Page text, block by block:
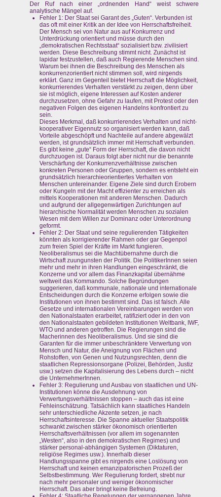
Der Ruf nach einer „ordnenden Hand“ weist schwere
analytische Mängel auf.
Fehler 1: Der Staat sei Garant des „Guten“. Verbunden ist
das oft mit einer Kritik an der Idee von Herrschaftsfreiheit.
Der Mensch sei von Natur aus auf Konkurrenz und
Unterdrückung orientiert und müsse durch den
„demokratischen Rechtsstaat“ sozialisiert bzw. zivilisiert
werden. Diese Beschreibung stimmt nicht. Zunächst ist
lapidar festzustellen, daß auch Regierende Menschen sind.
Warum bei ihnen die Beschreibung des Menschen als
konkurrenzorientiert nicht stimmen soll, wird nirgends
erklärt. Ganz im Gegenteil bietet Herrschaft die Möglichkeit,
konkurrierendes Verhalten verstärkt zu zeigen, denn über
sie ist möglich, eigene Interessen auf Kosten anderer
durchzusetzen, ohne Gefahr zu laufen, mit Protest oder den
negativen Folgen des eigenen Handelns konfrontiert zu
sein.
Dieses Merkmal, daß konkurrierendes Verhalten und nicht-
kooperativer Eigennutz so organisiert werden kann, daß
Vorteile abgeschöpft und Nachteile auf andere abgewälzt
werden, ist grundsätzlich immer mit Herrschaft verbunden.
Es gibt keine „gute“ Form der Herrschaft, die davon nicht
durchzuogen ist. Daraus folgt aber nicht nur die benannte
Verschärfung der Konkurrenzverhältnisse zwischen
konkreten Personen oder Gruppen, sondern es entsteht ein
grundsätzlich hierarchieorientiertes Verhalten von
Menschen untereinander. Eigene Ziele sind durch Erobern
oder Kungeln mit der Macht effizienter zu erreichen als
mittels Kooperationen mit anderen Menschen. Dadurch
und aufgrund der allgegenwärtigen Zurichtungen auf
hierarchische Normalität werden Menschen zu sozialen
Wesen mit dem Willen zur Dominanz oder Unterordnung
geformt.
Fehler 2: Der Staat und seine regulierenden Tätigkeiten
könnten als korrigierender Rahmen oder gar Gegenpol
zum freien Spiel der Kräfte im Markt fungieren.
Neoliberalismus sei die Machtübernahme durch die
Wirtschaft zuungunsten der Politik. Die PolitikerInnen seien
mehr und mehr in ihren Handlungen eingeschränkt, die
Konzerne und vor allem das Finanzkapital übernähme
weltweit das Kommando. Solche Begründungen
suggerieren, daß kommunale, nationale und internationale
Entscheidungen durch die Konzerne erfolgen sowie die
Institutionen von ihnen bestimmt sind. Das ist falsch. Alle
Gesetze und internationalen Vereinbarungen werden von
den Nationalstaaten erarbeitet, ratifiziert oder in den von
den Nationalstaaten gebildeten Institutionen Weltbank, IWF,
WTO und anderen getroffen. Die Regierungen sind die
Macherinnen des Neoliberalismus. Und sie sind die
Garanten für die immer unbeschränktere Verwertung von
Mensch und Natur, die Aneignung von Flächen und
Rohstoffen, von Genen und Nutzungsrechten, denn die
staatlichen Repressionsorgane (Polizei, Behörden, Justiz
usw.) setzen die Kapitalisierung des Lebens durch – nicht
die UnternehmerInnen.
Fehler 3: Regulierung und Ausbau von staatlichen und UN-
Institutionen könne die Ausdehnung von
Verwertungsverhältnissen stoppen – auch das ist eine
Fehleinschätzung. Tatsächlich kann staatliches Handeln
sehr unterschiedliche Akzente setzen, je nach
Herrschaftsinteresse. Die Spanne aktueller Staatspolitik
schwankt zwischen stärker ökonomisch orientierten
Herrschaftsverhältnissen (vor allem im sogenannten
„Westen“, also in den demokratischen Regimes) und
stärker personal-abhängigen Systemen (Diktaturen,
religiöse Regimes usw.). Innerhalb dieser
Handlungsspanne gibt es nirgends eine Loslösung von
Herrschaft und keinen emanzipatorischen Prozeß der
Selbstbestimmung. Wer Regulierung fordert, strebt nur
nach mehr personaler und weniger ökonomischer
Herrschaft. Das aber bringt keine Befreiung.